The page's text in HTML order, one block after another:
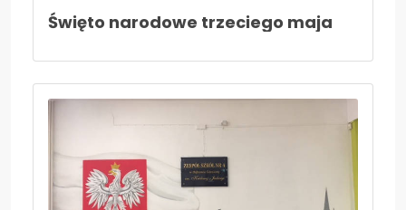
Święto narodowe trzeciego maja